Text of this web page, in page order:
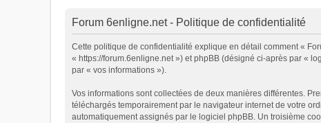
Forum 6enligne.net - Politique de confidentialité
Cette politique de confidentialité explique en détail comment «
« https://forum.6enligne.net ») et phpBB (désigné ci-après par «
par « vos informations »).
Vos informations sont collectées de deux manières différentes.
téléchargés temporairement par le navigateur internet de votre
automatiquement assignés par le logiciel phpBB. Un troisième